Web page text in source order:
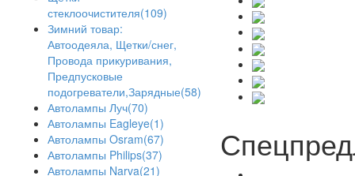
стеклоочистителя(109)
Зимний товар:
Автоодеяла, Щетки/снег,
Провода прикуривания,
Предпусковые
подогреватели,Зарядные(58)
Автолампы Луч(70)
Автолампы Eagleye(1)
Автолампы Osram(67)
Автолампы Philips(37)
Автолампы Narva(21)